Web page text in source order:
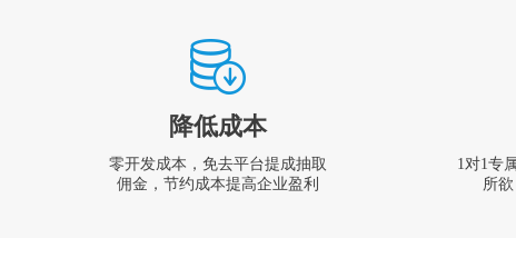
降低成本
零开发成本，免去平台提成抽取
佣金，节约成本提高企业盈利
1对1专
所